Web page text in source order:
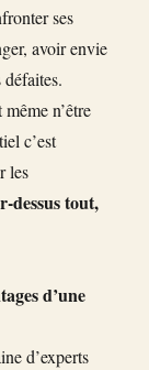
ses
avoir envie
n’être
c’est
les
dessus tout,
d’une
d’experts